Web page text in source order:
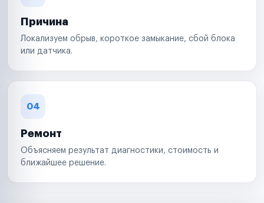
Причина
Локализуем обрыв, короткое замыкание, сбой блока
или датчика.
04
Ремонт
Объясняем результат диагностики, стоимость и
ближайшее решение.